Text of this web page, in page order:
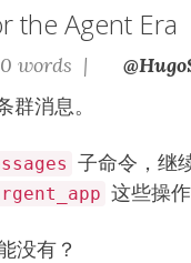
the Agent Era
words |
消息。
子命令，
这些操作
没有？